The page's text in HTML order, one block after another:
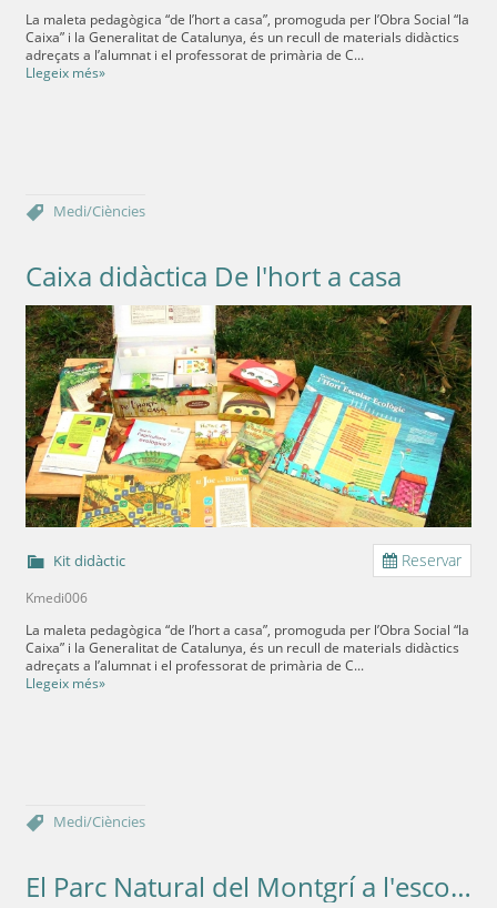
La maleta pedagògica “de l’hort a casa”, promoguda per l’Obra Social “la
Caixa” i la Generalitat de Catalunya, és un recull de materials didàctics
adreçats a l’alumnat i el professorat de primària de C...
Llegeix més»
Medi/Ciències
Caixa didàctica De l'hort a casa
Reservar
Kit didàctic
Kmedi006
La maleta pedagògica “de l’hort a casa”, promoguda per l’Obra Social “la
Caixa” i la Generalitat de Catalunya, és un recull de materials didàctics
adreçats a l’alumnat i el professorat de primària de C...
Llegeix més»
Medi/Ciències
El Parc Natural del Montgrí a l'escola. El Montgrí. Cicle inicial